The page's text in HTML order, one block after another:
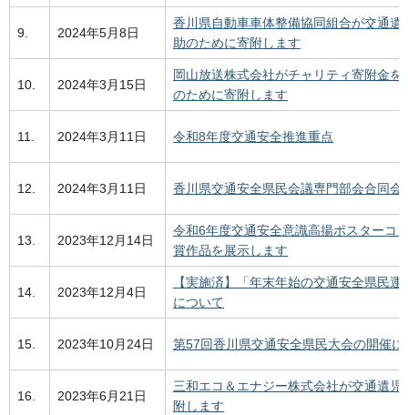
9. 2024年5月8日
香川県自動車車体整備協同組合が交通遺
助のために寄附します
10. 2024年3月15日
岡山放送株式会社がチャリティ寄附金を
のために寄附します
11. 2024年3月11日 令和8年度交通安全推進重点
12. 2024年3月11日 香川県交通安全県民会議専門部会合同会
13. 2023年12月14日
令和6年度交通安全意識高揚ポスターコ
賞作品を展示します
14. 2023年12月4日
【実施済】「年末年始の交通安全県民運
について
15. 2023年10月24日 第57回香川県交通安全県民大会の開催に
16. 2023年6月21日
三和エコ＆エナジー株式会社が交通遺児
附します